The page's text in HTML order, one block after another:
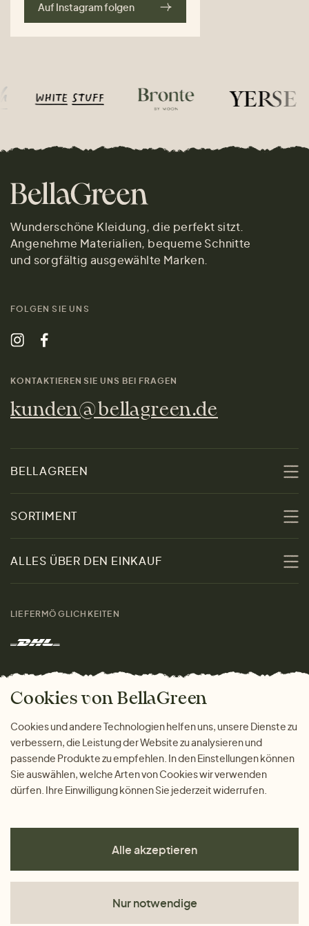
Auf Instagram folgen
Wunderschöne Kleidung, die perfekt sitzt.
Angenehme Materialien, bequeme Schnitte
und sorgfältig ausgewählte Marken.
FOLGEN SIE UNS
KONTAKTIEREN SIE UNS BEI FRAGEN
kunden@bellagreen.de
BELLAGREEN
Nachhaltigkeit
Kontakt
Marken
Das freundliche Magazin
SORTIMENT
Damen
Herren
Geschenke
ALLES ÜBER DEN EINKAUF
Warum bei uns einkaufen
LIEFERMÖGLICHKEITEN
ZAHLUNGSMÖGLICHKEITEN
Cookies von BellaGreen
Cookies und andere Technologien helfen uns, unsere Dienste zu
verbessern, die Leistung der Website zu analysieren und
passende Produkte zu empfehlen. In den Einstellungen können
Sie auswählen, welche Arten von Cookies wir verwenden
dürfen. Ihre Einwilligung können Sie jederzeit widerrufen.
Alle akzeptieren
Nur notwendige